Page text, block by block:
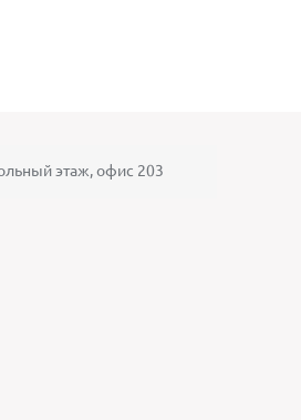
этаж, офис 203